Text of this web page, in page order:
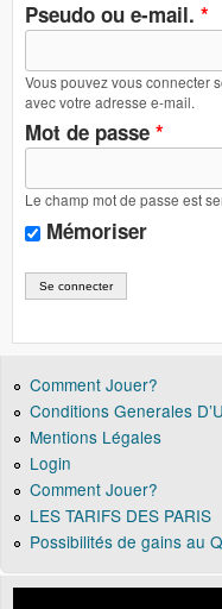
Pseudo ou e-mail. *
Vous pouvez vous connecter
avec votre adresse e-mail.
Mot de passe *
Le champ mot de passe est
Mémoriser
Comment Jouer?
Conditions Generales
Mentions Légales
Login
Comment Jouer?
LES TARIFS DES PARIS
Possibilités de gains au